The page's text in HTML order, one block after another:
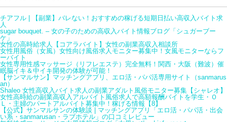
バ
イ
ト
ア
ル
イ
払
い
て
稼
げ
る
ア
バ
イ
ト
入
｜
短
期
日
い
に
て
稼
げ
チアフル | 【副業】バレない！おすすめの稼げる短期日払い高収入バイト求
人
sugar bouquet. – 女の子のための高収入バイト情報ブログ「シュガーブー
ケ」
女性の高時給求人【コアラバイト】女性の副業高収入相談所
女性用風俗（女風）女性向け風俗求人モニター募集中！女風モニターならフ
ーバイト
女性専用性感マッサージ（リフレエステ）完全無料！関西・大阪（難波）催
眠脳イキ＆中イキ開発の体験が可能！
【サンマルサン】マッチングアプリ、エロ活・パパ活専用サイト（sanmarus
an）
Shaleo 女性高収入バイト求人の副業アダルト風俗モニター募集【シャレオ】
女性高時給の副業高収入アルバイト風俗求人で高額報酬バイトを学生・Ｏ
Ｌ・主婦のパートアルバイト募集中！稼げる情報【8】
【公式】サンマルサンの体験談 | マッチングアプリ「エロ活・パパ活・出会
い系・sanmarusan・ラブホテル」の口コミレビュー